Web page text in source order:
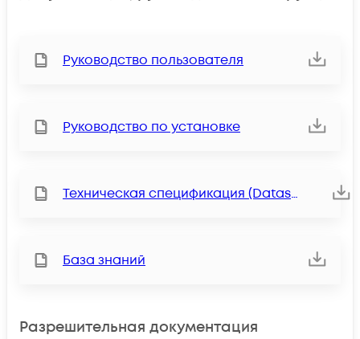
Руководство пользователя
Руководство по установке
Техническая спецификация (Datasheet)
База знаний
Разрешительная документация